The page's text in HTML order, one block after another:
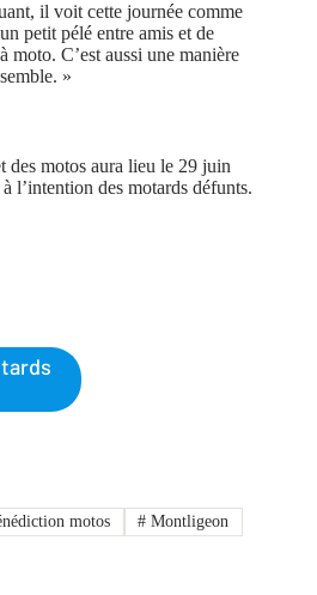
il voit cette journée comme
petit pélé entre amis et de
moto. C’est aussi une manière
»
des motos aura lieu le 29 juin
l’intention des motards défunts.
motos # Montligeon